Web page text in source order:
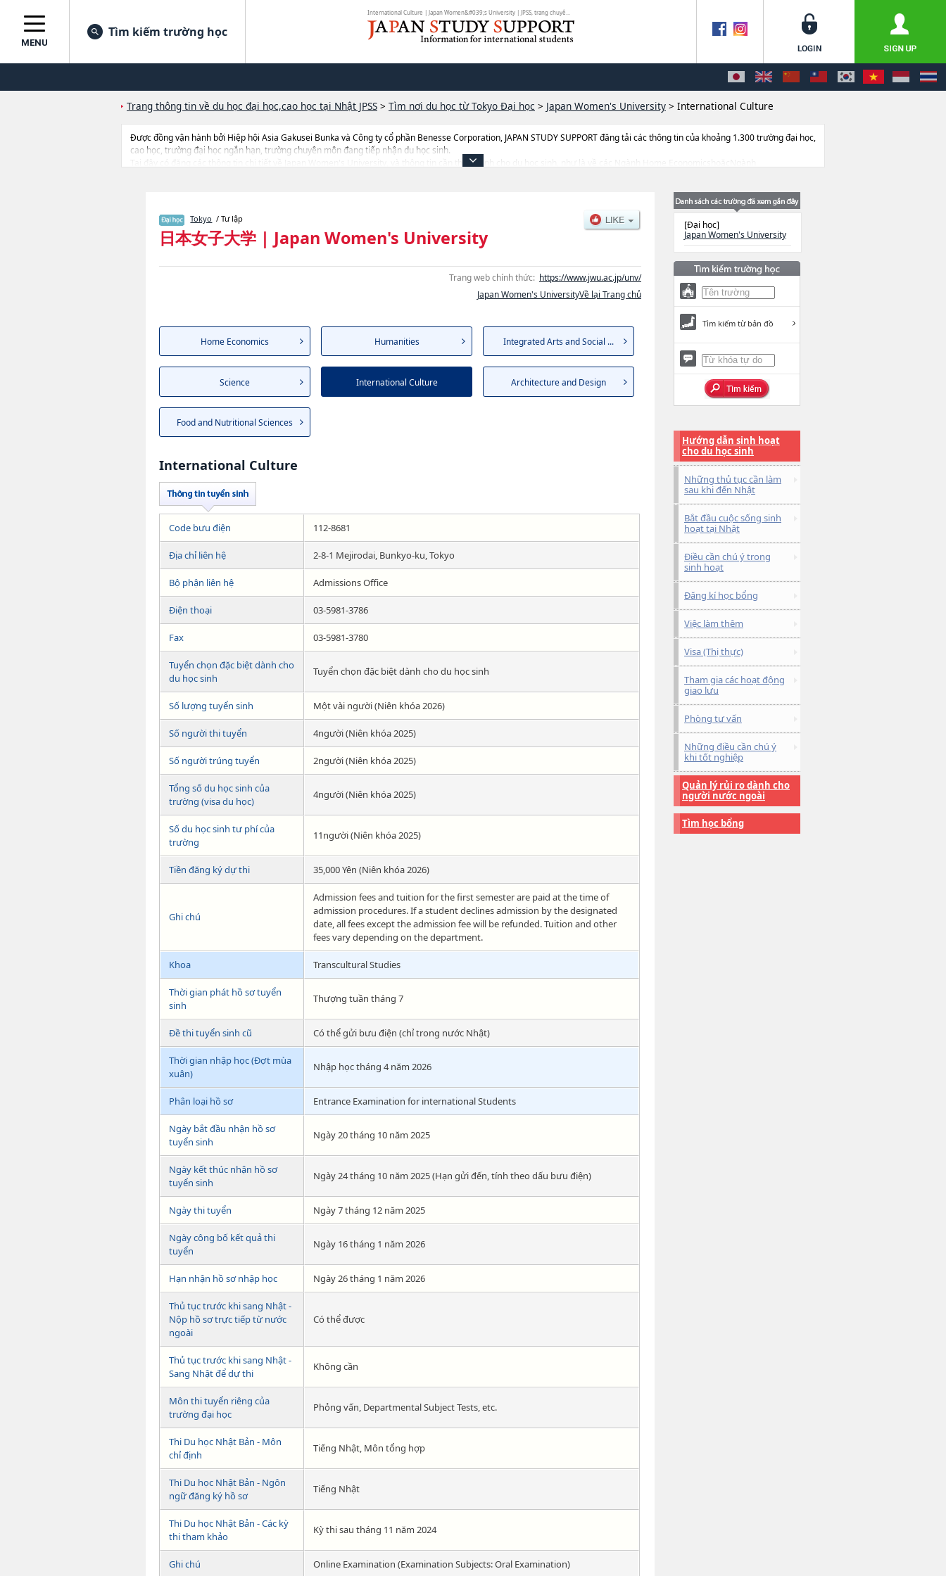
International Culture | Japan Women&#039;s University | JPSS, trang chuyê...
MENU
Tìm kiếm trường học
Trang thông tin về du học đại học,cao học tại Nhật JPSS > Tìm nơi du học từ Tokyo Đại học > Japan Women's University > International Culture
Được đồng vận hành bởi Hiệp hội Asia Gakusei Bunka và Công ty cổ phần Benesse Corporation, JAPAN STUDY SUPPORT đăng tải các thông tin của khoảng 1.300 trường đại học,
cao học, trường đại học ngắn hạn, trường chuyên môn đang tiếp nhận du học sinh.
Tại đây có đăng các thông tin chi tiết về Japan Women's University, và thông tin cần thiết dành cho du học sinh, như là về các Ngành Home EconomicshoặcNgành
Tokyo / Tư lập
日本女子大学 | Japan Women's University
Trang web chính thức: https://www.jwu.ac.jp/unv/
Japan Women's UniversityVề lại Trang chủ
Home Economics Humanities Integrated Arts and Social ...
Science International Culture Architecture and Design
Food and Nutritional Sciences
International Culture
Code bưu điện 112-8681
Địa chỉ liên hệ 2-8-1 Mejirodai, Bunkyo-ku, Tokyo
Bộ phận liên hệ Admissions Office
Điện thoại 03-5981-3786
Fax 03-5981-3780
Tuyển chọn đặc biệt dành cho
du học sinh
Tuyển chọn đặc biệt dành cho du học sinh
Số lượng tuyển sinh Một vài người (Niên khóa 2026)
Số người thi tuyển 4người (Niên khóa 2025)
Số người trúng tuyển 2người (Niên khóa 2025)
Tổng số du học sinh của
trường (visa du học)
4người (Niên khóa 2025)
Số du học sinh tư phí của
trường
11người (Niên khóa 2025)
Tiền đăng ký dự thi 35,000 Yên (Niên khóa 2026)
Ghi chú
Admission fees and tuition for the first semester are paid at the time of
admission procedures. If a student declines admission by the designated
date, all fees except the admission fee will be refunded. Tuition and other
fees vary depending on the department.
Khoa Transcultural Studies
Thời gian phát hồ sơ tuyển
sinh
Thượng tuần tháng 7
Đề thi tuyển sinh cũ Có thể gửi bưu điện (chỉ trong nước Nhật)
Thời gian nhập học (Đợt mùa
xuân)
Nhập học tháng 4 năm 2026
Phân loại hồ sơ Entrance Examination for international Students
Ngày bắt đầu nhận hồ sơ
tuyển sinh
Ngày 20 tháng 10 năm 2025
Ngày kết thúc nhận hồ sơ
tuyển sinh
Ngày 24 tháng 10 năm 2025 (Hạn gửi đến, tính theo dấu bưu điện)
Ngày thi tuyển Ngày 7 tháng 12 năm 2025
Ngày công bố kết quả thi
tuyển
Ngày 16 tháng 1 năm 2026
Hạn nhận hồ sơ nhập học Ngày 26 tháng 1 năm 2026
Thủ tục trước khi sang Nhật -
Nộp hồ sơ trực tiếp từ nước
ngoài
Có thể được
Thủ tục trước khi sang Nhật -
Sang Nhật để dự thi
Không cần
Môn thi tuyển riêng của
trường đại học
Phỏng vấn, Departmental Subject Tests, etc.
Thi Du học Nhật Bản - Môn
chỉ định
Tiếng Nhật, Môn tổng hợp
Thi Du học Nhật Bản - Ngôn
ngữ đăng ký hồ sơ
Tiếng Nhật
Thi Du học Nhật Bản - Các kỳ
thi tham khảo
Kỳ thi sau tháng 11 năm 2024
Ghi chú Online Examination (Examination Subjects: Oral Examination)
[Đại học]
Japan Women's University
Tìm kiếm từ bản đồ
Hướng dẫn sinh hoạt
cho du học sinh
Những thủ tục cần làm
sau khi đến Nhật
Bắt đầu cuộc sống sinh
hoạt tại Nhật
Điều cần chú ý trong
sinh hoạt
Đăng kí học bổng
Việc làm thêm
Visa (Thị thực)
Tham gia các hoạt động
giao lưu
Phòng tư vấn
Những điều cần chú ý
khi tốt nghiệp
Quản lý rủi ro dành cho
người nước ngoài
Tìm học bổng